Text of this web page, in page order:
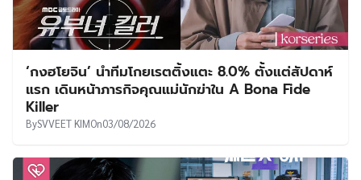
‘กงฮโยจิน’ นำทีมโกยเรตติ้งแตะ 8.0% ตั้งแต่สัปดาห์
แรก เดินหน้าภารกิจคุณแม่นักฆ่าใน A Bona Fide
Killer
BySVVEET KIMOn03/08/2026